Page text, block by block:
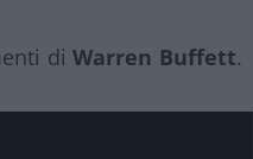
di Warren Buffett.